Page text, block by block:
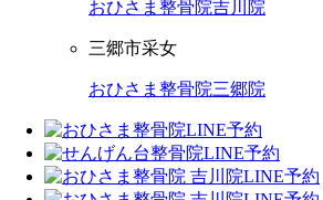
おひさま整骨院吉川院
三郷市采女
おひさま整骨院三郷院